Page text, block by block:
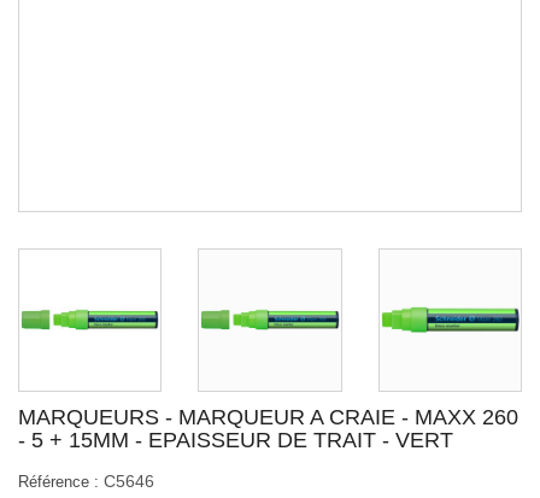
MARQUEURS - MARQUEUR A CRAIE - MAXX 260
- 5 + 15MM - EPAISSEUR DE TRAIT - VERT
Référence : C5646